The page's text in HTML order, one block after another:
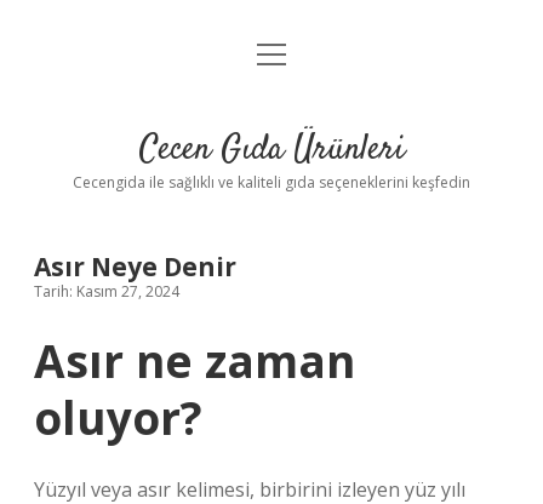
Anasayfa
Yasal Uyarı
menüyü
Cecen Gıda Ürünleri
Cecengida ile sağlıklı ve kaliteli gıda seçeneklerini keşfedin
Asır Neye Denir
Tarih: Kasım 27, 2024
Asır ne zaman
oluyor?
Yüzyıl veya asır kelimesi, birbirini izleyen yüz yılı